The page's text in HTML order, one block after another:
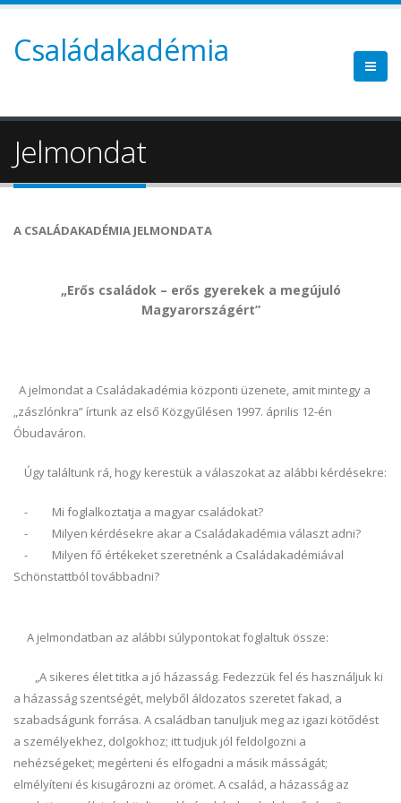
Családakadémia
Jelmondat
A CSALÁDAKADÉMIA JELMONDATA
„Erős családok – erős gyerekek a megújuló
Magyarországért”
A jelmondat a Családakadémia központi üzenete, amit mintegy a
„zászlónkra” írtunk az első Közgyűlésen 1997. április 12-én
Óbudaváron.
Úgy találtunk rá, hogy kerestük a válaszokat az alábbi kérdésekre:
- Mi foglalkoztatja a magyar családokat?
- Milyen kérdésekre akar a Családakadémia választ adni?
- Milyen fő értékeket szeretnénk a Családakadémiával
Schönstattból továbbadni?
A jelmondatban az alábbi súlypontokat foglaltuk össze:
„A sikeres élet titka a jó házasság. Fedezzük fel és használjuk ki
a házasság szentségét, melyből áldozatos szeretet fakad, a
szabadságunk forrása. A családban tanuljuk meg az igazi kötődést
a személyekhez, dolgokhoz; itt tudjuk jól feldolgozni a
nehézségeket; megérteni és elfogadni a másik másságát;
elmélyíteni és kisugározni az örömet. A család, a házasság az